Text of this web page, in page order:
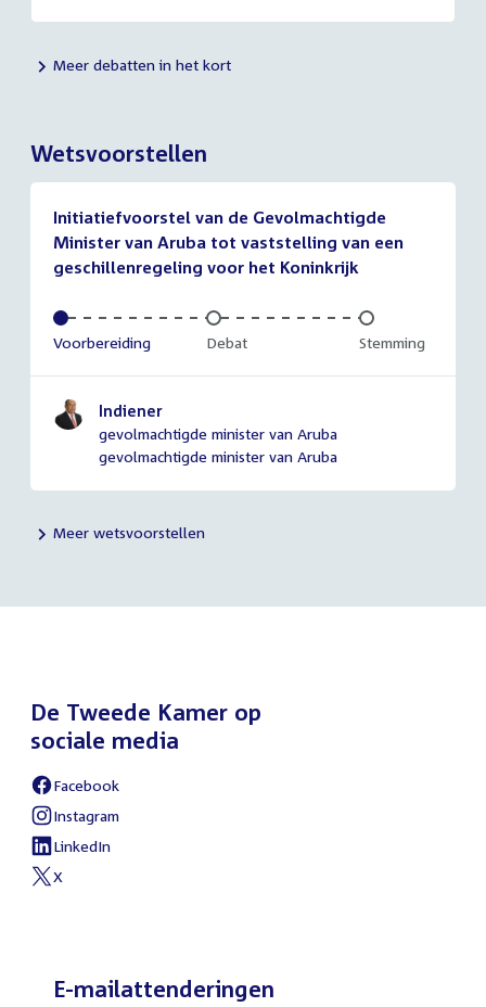
Meer debatten in het kort
Wetsvoorstellen
Initiatiefvoorstel van de Gevolmachtigde
Minister van Aruba tot vaststelling van een
geschillenregeling voor het Koninkrijk
Voltooid:
Voorbereiding Onvoltooid:
Debat Onvoltooid:
Stemming
Indiener
gevolmachtigde minister van Aruba
gevolmachtigde minister van Aruba
Meer wetsvoorstellen
De Tweede Kamer op
sociale media
Facebook
Instagram
LinkedIn
X
E-mailattenderingen